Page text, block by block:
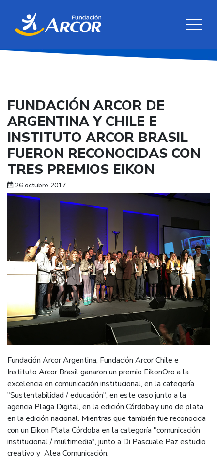
FUNDACIÓN ARCOR DE
ARGENTINA Y CHILE E
INSTITUTO ARCOR BRASIL
FUERON RECONOCIDAS CON
TRES PREMIOS EIKON
26 octubre 2017
Fundación Arcor Argentina, Fundación Arcor Chile e
Instituto Arcor Brasil ganaron un premio EikonOro a la
excelencia en comunicación institucional, en la categoría
"Sustentabilidad / educación", en este caso junto a la
agencia Plaga Digital, en la edición Córdoba,y uno de plata
en la edición nacional. Mientras que también fue reconocida
con un Eikon Plata Córdoba en la categoría "comunicación
institucional / multimedia", junto a Di Pascuale Paz estudio
creativo y Alea Comunicación.